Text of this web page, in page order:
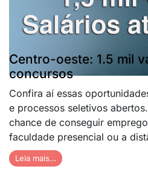
Centro-oeste: 1.5 mil
concursos
Confira aí essas
e processos seletivos
chance de conseguir
faculdade presencial ou a
Leia mais…